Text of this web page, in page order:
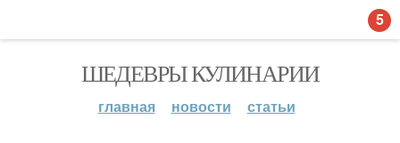
ШЕДЕВРЫ КУЛИНАРИИ
главная новости статьи
5